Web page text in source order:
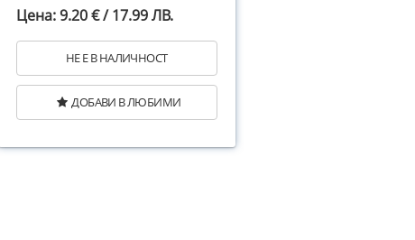
Цена: 9.20 € / 17.99 ЛВ.
НЕ Е В НАЛИЧНОСТ
ДОБАВИ В ЛЮБИМИ